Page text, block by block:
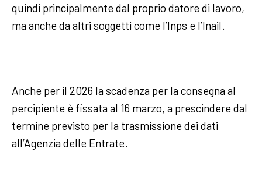
quindi principalmente dal proprio datore di lavoro,
ma anche da altri soggetti come l’Inps e l’Inail.
Anche per il 2026 la scadenza per la consegna al
percipiente è fissata al 16 marzo, a prescindere dal
termine previsto per la trasmissione dei dati
all’Agenzia delle Entrate.